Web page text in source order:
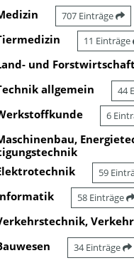
707 Einträge
11 Einträge
und Forstwirtschaft
allgemein 44
6
59
58 Einträge
34 Einträge